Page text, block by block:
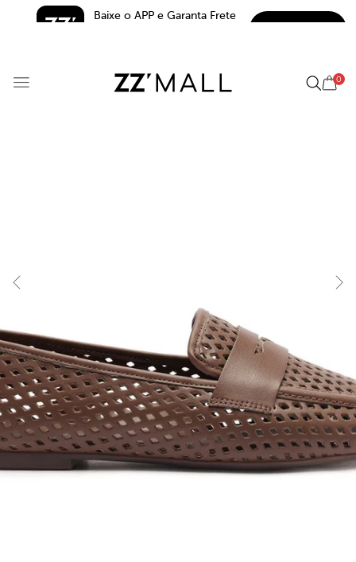
Baixe o APP e Garanta Frete
0